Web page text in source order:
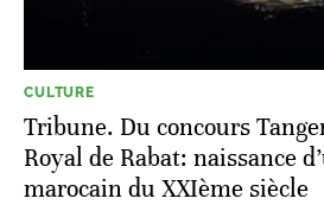
CULTURE
Tribune. Du concours
Royal de Rabat: naissance
marocain du XXIème siècle